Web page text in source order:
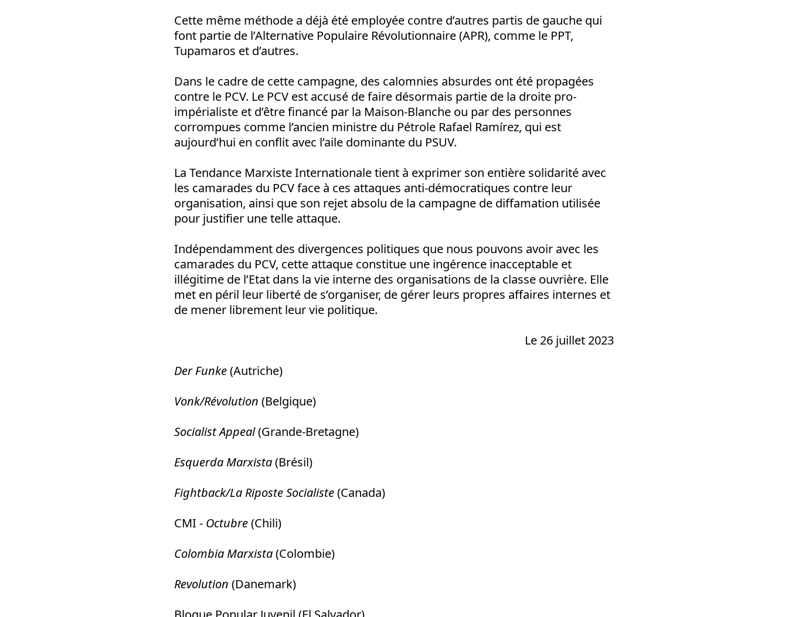
Cette même méthode a déjà été employée contre d’autres partis de gauche qui
font partie de l’Alternative Populaire Révolutionnaire (APR), comme le PPT,
Tupamaros et d’autres.
Dans le cadre de cette campagne, des calomnies absurdes ont été propagées
contre le PCV. Le PCV est accusé de faire désormais partie de la droite pro-
impérialiste et d’être financé par la Maison-Blanche ou par des personnes
corrompues comme l’ancien ministre du Pétrole Rafael Ramírez, qui est
aujourd’hui en conflit avec l’aile dominante du PSUV.
La Tendance Marxiste Internationale tient à exprimer son entière solidarité avec
les camarades du PCV face à ces attaques anti-démocratiques contre leur
organisation, ainsi que son rejet absolu de la campagne de diffamation utilisée
pour justifier une telle attaque.
Indépendamment des divergences politiques que nous pouvons avoir avec les
camarades du PCV, cette attaque constitue une ingérence inacceptable et
illégitime de l’Etat dans la vie interne des organisations de la classe ouvrière. Elle
met en péril leur liberté de s’organiser, de gérer leurs propres affaires internes et
de mener librement leur vie politique.
Le 26 juillet 2023
Der Funke(Autriche)
Vonk/Révolution (Belgique)
Socialist Appeal(Grande-Bretagne)
Esquerda Marxista(Brésil)
Fightback/La Riposte Socialiste(Canada)
CMI - Octubre(Chili)
Colombia Marxista(Colombie)
Revolution (Danemark)